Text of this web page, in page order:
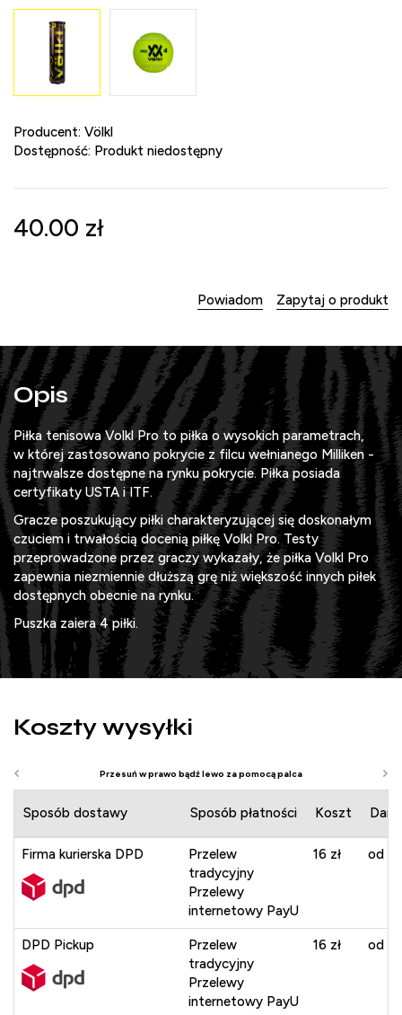
Producent: Völkl
Dostępność: Produkt niedostępny
40.00 zł
Powiadom Zapytaj o produkt
Opis
Piłka tenisowa Volkl Pro to piłka o wysokich parametrach,
w której zastosowano pokrycie z filcu wełnianego Milliken -
najtrwalsze dostępne na rynku pokrycie. Piłka posiada
certyfikaty USTA i ITF.
Gracze poszukujący piłki charakteryzującej się doskonałym
czuciem i trwałością docenią piłkę Volkl Pro. Testy
przeprowadzone przez graczy wykazały, że piłka Volkl Pro
zapewnia niezmiennie dłuższą grę niż większość innych piłek
dostępnych obecnie na rynku.
Puszka zaiera 4 piłki.
Koszty wysyłki
Sposób dostawy Sposób płatności Koszt
Firma kurierska DPD
Przelew
tradycyjny
Przelewy
internetowy PayU
16 zł od
DPD Pickup
Przelew
tradycyjny
Przelewy
internetowy PayU
16 zł od